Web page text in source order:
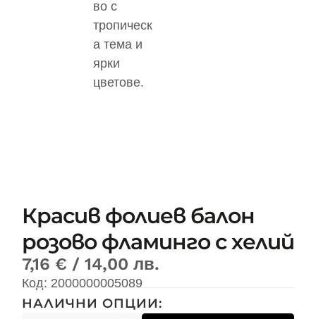
Красив фолиев балон
розово фламинго с хелий
7,16 € / 14,00 лв.
Код: 2000000005089
НАЛИЧНИ ОПЦИИ: